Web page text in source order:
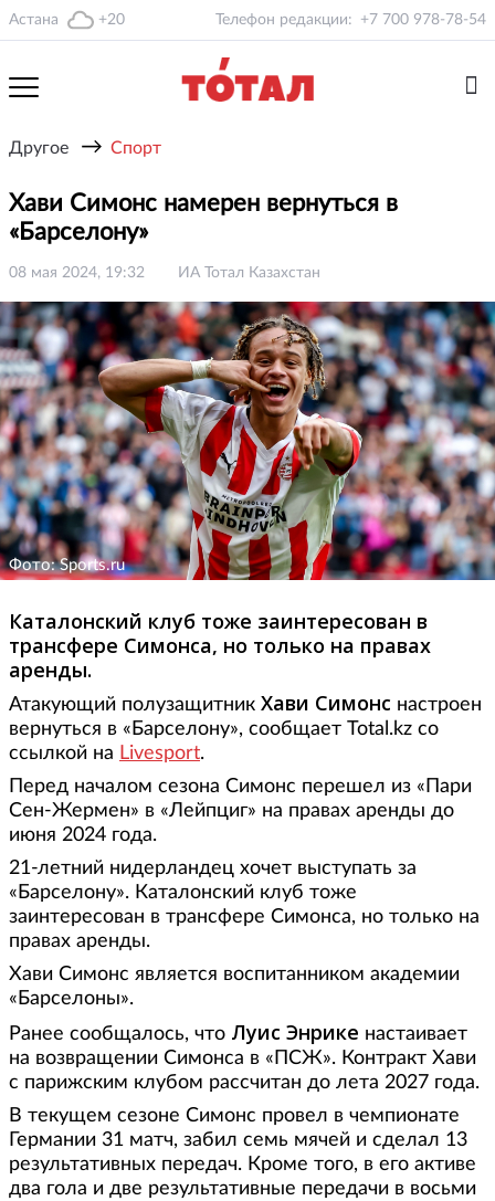
Астана +20 Телефон редакции: +7 700 978-78-54
Другое → Спорт
Хави Симонс намерен вернуться в
«Барселону»
08 мая 2024, 19:32 ИА Тотал Казахстан
Фото: Sports.ru
Каталонский клуб тоже заинтересован в
трансфере Симонса, но только на правах
аренды.
Атакующий полузащитник Хави Симонс настроен
вернуться в «Барселону», сообщает Total.kz со
ссылкой на Livesport.
Перед началом сезона Симонс перешел из «Пари
Сен-Жермен» в «Лейпциг» на правах аренды до
июня 2024 года.
21-летний нидерландец хочет выступать за
«Барселону». Каталонский клуб тоже
заинтересован в трансфере Симонса, но только на
правах аренды.
Хави Симонс является воспитанником академии
«Барселоны».
Ранее сообщалось, что Луис Энрике настаивает
на возвращении Симонса в «ПСЖ». Контракт Хави
с парижским клубом рассчитан до лета 2027 года.
В текущем сезоне Симонс провел в чемпионате
Германии 31 матч, забил семь мячей и сделал 13
результативных передач. Кроме того, в его активе
два гола и две результативные передачи в восьми